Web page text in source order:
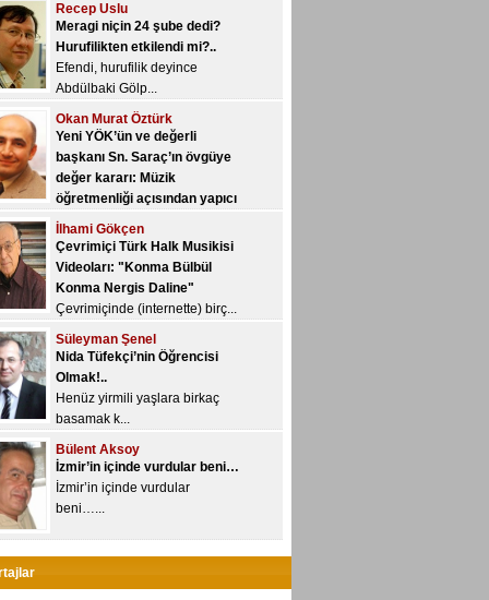
Okan Murat Öztürk
Yeni YÖK’ün ve değerli
başkanı Sn. Saraç’ın övgüye
değer kararı: Müzik
öğretmenliği açısından yapıcı
bir değerlendirme…
Yeni YÖK, üniversitelere yetki
devri kon...
İlhami Gökçen
Çevrimiçi Türk Halk Musikisi
Videoları: "Konma Bülbül
Konma Nergis Daline"
Çevrimiçinde (internette) birç...
Süleyman Şenel
Nida Tüfekçi’nin Öğrencisi
Olmak!..
Henüz yirmili yaşlara birkaç
basamak k...
Bülent Aksoy
İzmir’in içinde vurdular beni…
İzmir’in içinde vurdular
beni…...
Veyis Yeğin
Çalgıları geliştirmek nedir,
nasıl olur?..
“Geliştirme/gelişim” kavramı
Ayhan Sarı